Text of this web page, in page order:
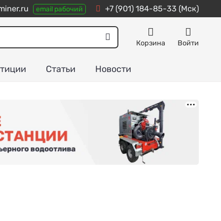
email рабочий +7 (901) 184-85-33 (Мск)
Корзина Войти
Статьи Новости